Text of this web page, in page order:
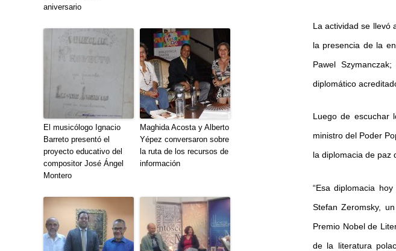
aniversario
El musicólogo Ignacio
Barreto presentó el
proyecto educativo del
compositor José Ángel
Montero
Maghida Acosta y Alberto
Yépez conversaron sobre
la ruta de los recursos de
información
La actividad se llevó
la presencia de la
Pawel
diplomático
Luego de escuchar
ministro del Poder
la diplomacia de paz
“Esa diplomacia
Stefan Zeromsky,
Premio Nobel de
de la literatura